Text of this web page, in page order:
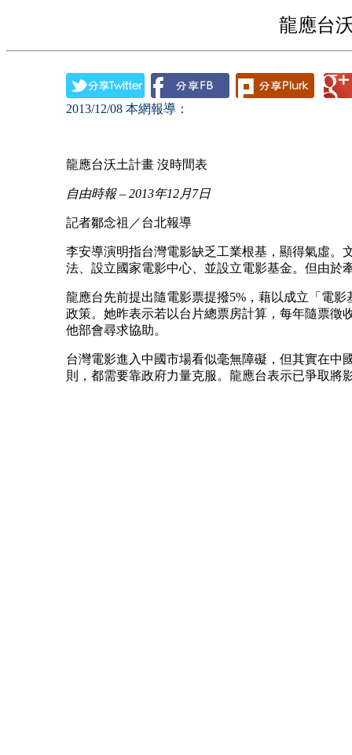
龍應台
2013/12/08 本網報導：
龍應台沃土計畫 沒時間表
自由時報– 2013年12月7日
記者鄒念祖／台北報導
李安導演明指台灣電影缺乏工業根基，顯得氣虛。
法、設立國家電影中心、並設立電影基金。但由於
龍應台先前提出隨電影票提撥5%，藉以成立「電
政策。她昨表示若以台片總票房計算，每年隨票徵
他部會尋求協助。
台灣電影進入中國市場看似毫無障礙，但其實在中
則，都需要靠政府力量克服。龍應台表示已爭取將